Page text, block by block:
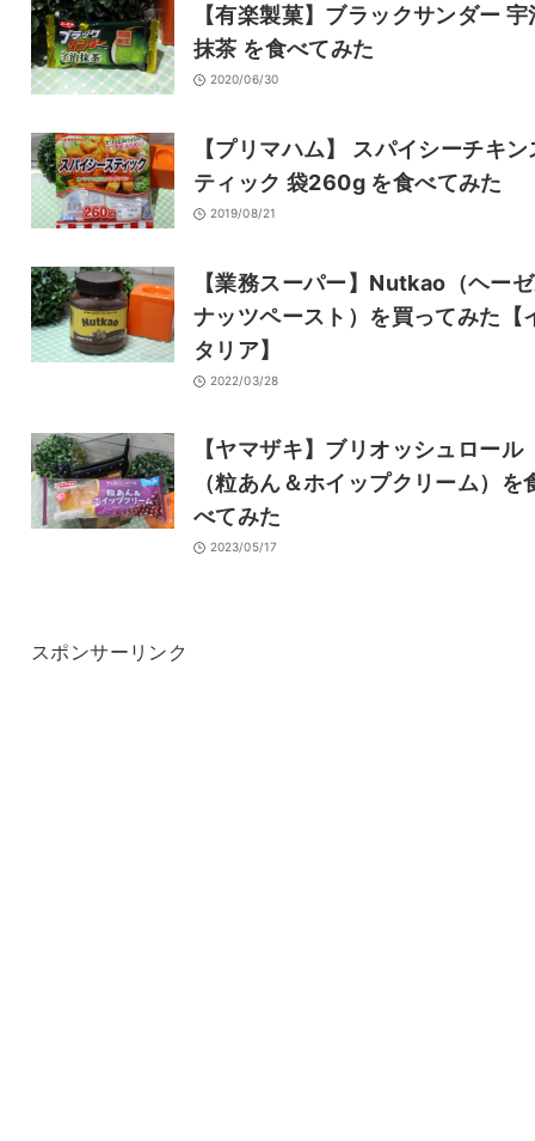
【有楽製菓】ブラックサンダー 宇
抹茶 を食べてみた
2020/06/30
【プリマハム】 スパイシーチキン
ティック 袋260g を食べてみた
2019/08/21
【業務スーパー】Nutkao（ヘー
ナッツペースト）を買ってみた【
タリア】
2022/03/28
【ヤマザキ】ブリオッシュロール
（粒あん＆ホイップクリーム）を
べてみた
2023/05/17
スポンサーリンク